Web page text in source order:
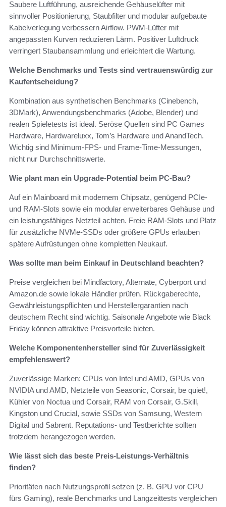
Saubere Luftführung, ausreichende Gehäuselüfter mit
sinnvoller Positionierung, Staubfilter und modular aufgebaute
Kabelverlegung verbessern Airflow. PWM-Lüfter mit
angepassten Kurven reduzieren Lärm. Positiver Luftdruck
verringert Staubansammlung und erleichtert die Wartung.
Welche Benchmarks und Tests sind vertrauenswürdig zur
Kaufentscheidung?
Kombination aus synthetischen Benchmarks (Cinebench,
3DMark), Anwendungsbenchmarks (Adobe, Blender) und
realen Spieletests ist ideal. Seröse Quellen sind PC Games
Hardware, Hardwareluxx, Tom’s Hardware und AnandTech.
Wichtig sind Minimum-FPS- und Frame-Time-Messungen,
nicht nur Durchschnittswerte.
Wie plant man ein Upgrade-Potential beim PC-Bau?
Auf ein Mainboard mit modernem Chipsatz, genügend PCIe-
und RAM-Slots sowie ein modular erweiterbares Gehäuse und
ein leistungsfähiges Netzteil achten. Freie RAM-Slots und Platz
für zusätzliche NVMe-SSDs oder größere GPUs erlauben
spätere Aufrüstungen ohne kompletten Neukauf.
Was sollte man beim Einkauf in Deutschland beachten?
Preise vergleichen bei Mindfactory, Alternate, Cyberport und
Amazon.de sowie lokale Händler prüfen. Rückgaberechte,
Gewährleistungspflichten und Herstellergarantien nach
deutschem Recht sind wichtig. Saisonale Angebote wie Black
Friday können attraktive Preisvorteile bieten.
Welche Komponentenhersteller sind für Zuverlässigkeit
empfehlenswert?
Zuverlässige Marken: CPUs von Intel und AMD, GPUs von
NVIDIA und AMD, Netzteile von Seasonic, Corsair, be quiet!,
Kühler von Noctua und Corsair, RAM von Corsair, G.Skill,
Kingston und Crucial, sowie SSDs von Samsung, Western
Digital und Sabrent. Reputations- und Testberichte sollten
trotzdem herangezogen werden.
Wie lässt sich das beste Preis-Leistungs-Verhältnis
finden?
Prioritäten nach Nutzungsprofil setzen (z. B. GPU vor CPU
fürs Gaming), reale Benchmarks und Langzeittests vergleichen